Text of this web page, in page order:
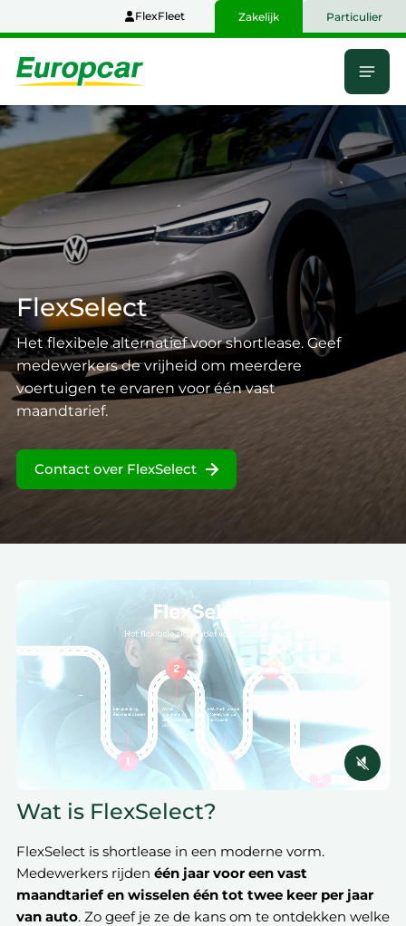
hoofdinhoud
FlexFleet Zakelijk Particulier
Home
FlexSelect
Het flexibele alternatief voor shortlease. Geef
medewerkers de vrijheid om meerdere
voertuigen te ervaren voor één vast
maandtarief.
Contact over FlexSelect
Wat is FlexSelect?
FlexSelect is shortlease in een moderne vorm.
Medewerkers rijden één jaar voor een vast
maandtarief en wisselen één tot twee keer per jaar
van auto. Zo geef je ze de kans om te ontdekken welke